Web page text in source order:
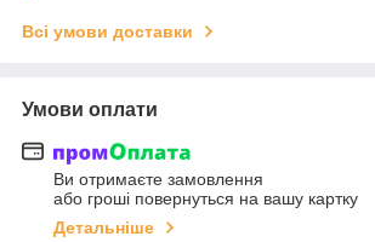
Всі умови доставки
Умови оплати
Ви отримаєте замовлення
або гроші повернуться на вашу картку
Детальніше